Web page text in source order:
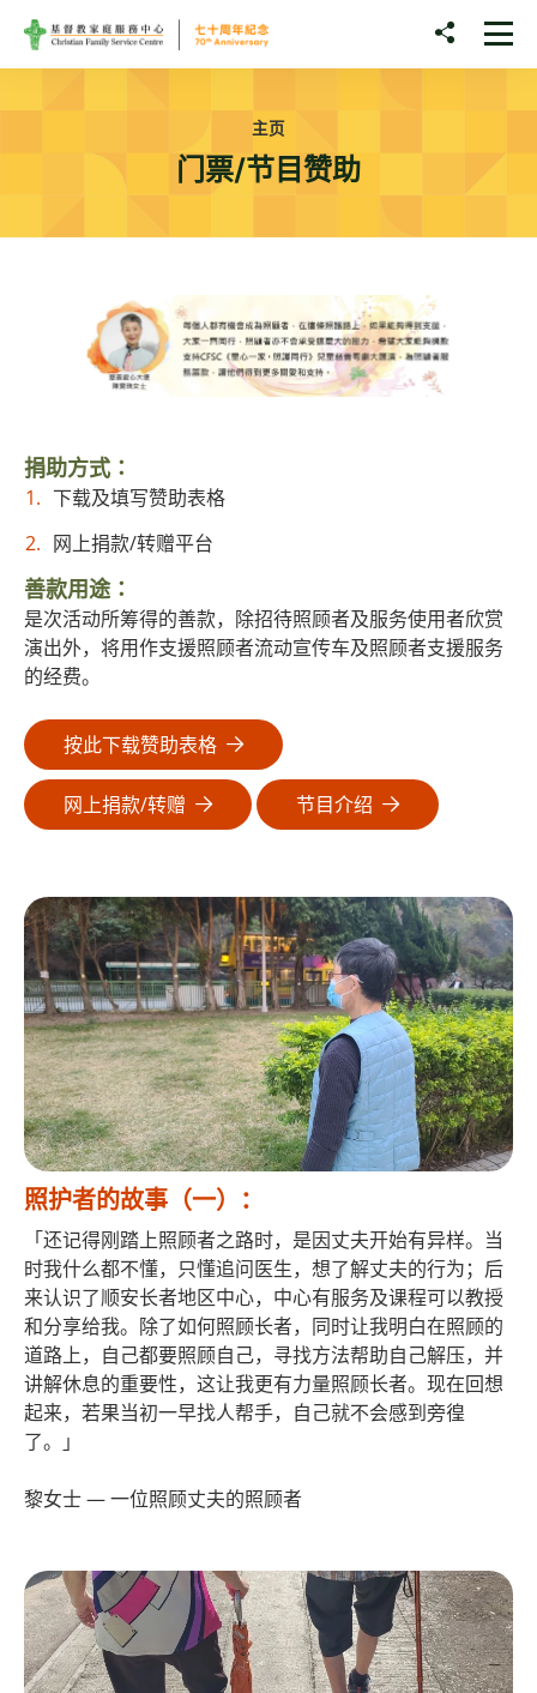
Skip to main content
分享至
打
主页
门票/节目赞助
捐助方式∶
下载及填写赞助表格
网上捐款/转赠平台
善款用途∶
是次活动所筹得的善款，除招待照顾者及服务使用者欣赏
演出外，将用作支援照顾者流动宣传车及照顾者支援服务
的经费。
按此下载赞助表格
网上捐款/转赠 节目介绍
照护者的故事（一）：
「还记得刚踏上照顾者之路时，是因丈夫开始有异样。当
时我什么都不懂，只懂追问医生，想了解丈夫的行为；后
来认识了顺安长者地区中心，中心有服务及课程可以教授
和分享给我。除了如何照顾长者，同时让我明白在照顾的
道路上，自己都要照顾自己，寻找方法帮助自己解压，并
讲解休息的重要性，这让我更有力量照顾长者。现在回想
起来，若果当初一早找人帮手，自己就不会感到旁徨
了。」
黎女士 ― 一位照顾丈夫的照顾者